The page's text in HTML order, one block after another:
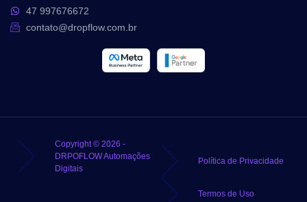
47 997676672
contato@dropflow.com.br
Copyright © 2026 -
DRPOFLOW Automações
Digitais
Política de Privacidade
Termos de Uso